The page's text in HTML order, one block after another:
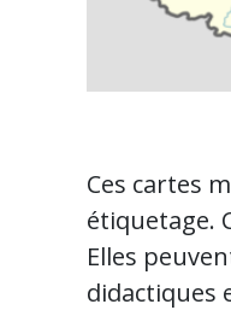
Ces cartes
étiquetage.
Elles
didactiques